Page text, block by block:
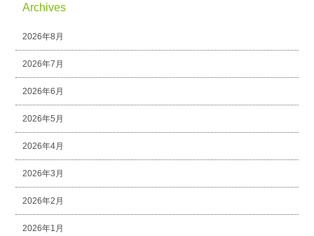
Archives
2026年8月
2026年7月
2026年6月
2026年5月
2026年4月
2026年3月
2026年2月
2026年1月